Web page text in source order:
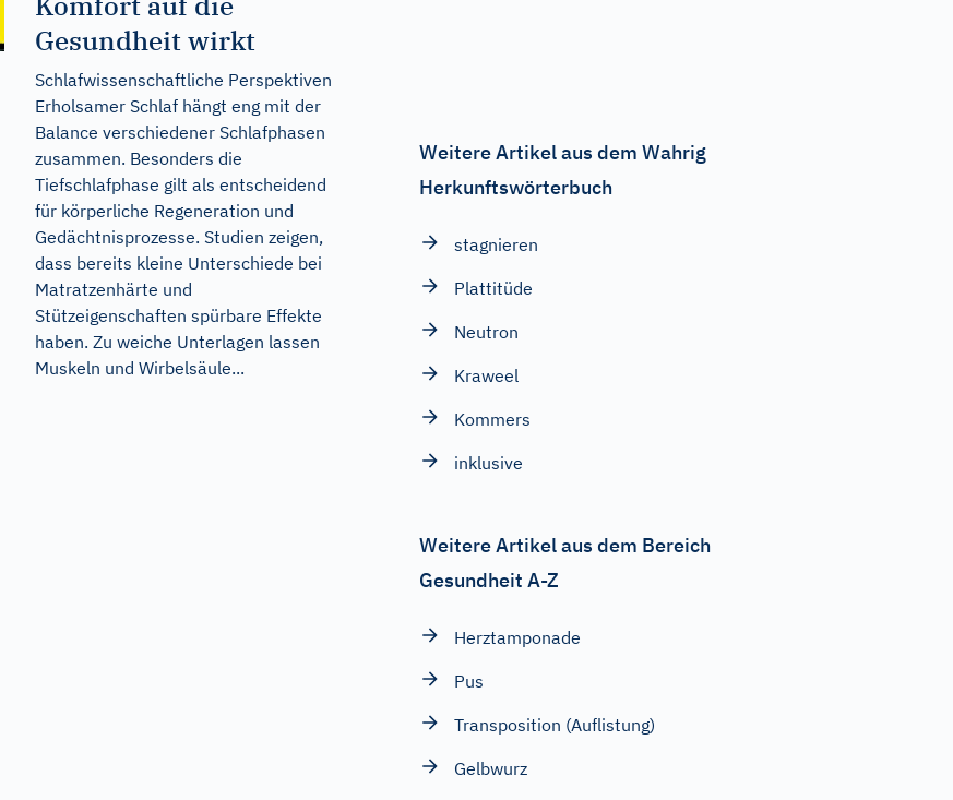
Gesundheit wirkt
Schlafwissenschaftliche Perspektiven
Erholsamer Schlaf hängt eng mit der
Balance verschiedener Schlafphasen
zusammen. Besonders die
Tiefschlafphase gilt als entscheidend
für körperliche Regeneration und
Gedächtnisprozesse. Studien zeigen,
dass bereits kleine Unterschiede bei
Matratzenhärte und
Stützeigenschaften spürbare Effekte
haben. Zu weiche Unterlagen lassen
Muskeln und Wirbelsäule...
Weitere Artikel aus dem Wahrig
Herkunftswörterbuch
stagnieren
Plattitüde
Neutron
Kraweel
Kommers
inklusive
Weitere Artikel aus dem Bereich
Gesundheit A-Z
Herztamponade
Pus
Transposition (Auflistung)
Gelbwurz